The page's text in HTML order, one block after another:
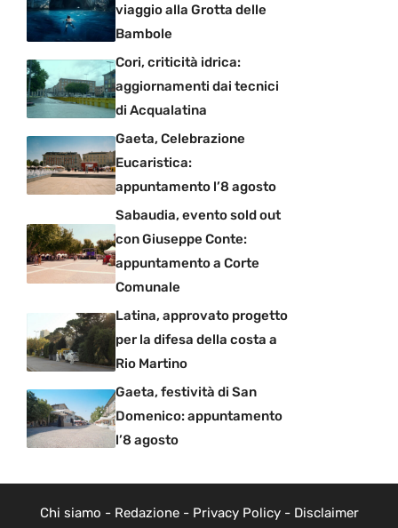
viaggio alla Grotta delle
Bambole
Cori, criticità idrica:
aggiornamenti dai tecnici
di Acqualatina
Gaeta, Celebrazione
Eucaristica:
appuntamento l’8 agosto
Sabaudia, evento sold out
con Giuseppe Conte:
appuntamento a Corte
Comunale
Latina, approvato progetto
per la difesa della costa a
Rio Martino
Gaeta, festività di San
Domenico: appuntamento
l’8 agosto
Chi siamo - Redazione- Privacy Policy- Disclaimer